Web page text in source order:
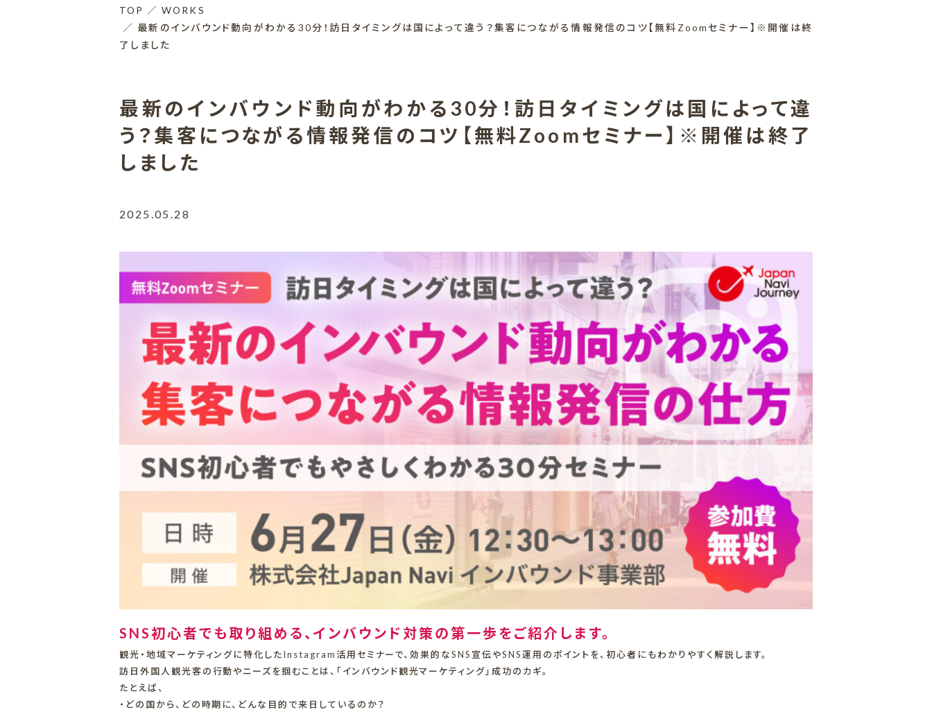
TOP
WORKS
最新のインバウンド動向がわかる30分！訪日タイミングは国によって違う？集客につながる情報発信のコツ【無料Zoomセミナー】※開催は終
了しました
最新のインバウンド動向がわかる30分！訪日タイミングは国によって違
う？集客につながる情報発信のコツ【無料Zoomセミナー】※開催は終了
しました
2025.05.28
SNS初心者でも取り組める、インバウンド対策の第一歩をご紹介します。
観光・地域マーケティングに特化したInstagram活用セミナーで、効果的なSNS宣伝やSNS運用のポイントを、初心者にもわかりやすく解説します。
訪日外国人観光客の行動やニーズを掴むことは、「インバウンド観光マーケティング」成功のカギ。
たとえば、
・どの国から、どの時期に、どんな目的で来日しているのか？